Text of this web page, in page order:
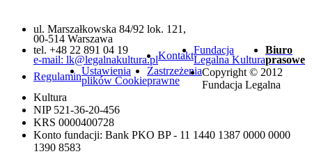
ul. Marszałkowska 84/92 lok. 121,
00-514 Warszawa
tel. +48 22 891 04 19
e-mail: lk@legalnakultura.plKontaktFundacja
Legalna Kultura
Biuro
prasowe
RegulaminUstawienia
plików Cookie
Zastrzeżenia
prawne
Copyright © 2012
Fundacja Legalna
Kultura
NIP 521-36-20-456
KRS 0000400728
Konto fundacji: Bank PKO BP - 11 1440 1387 0000 0000
1390 8583